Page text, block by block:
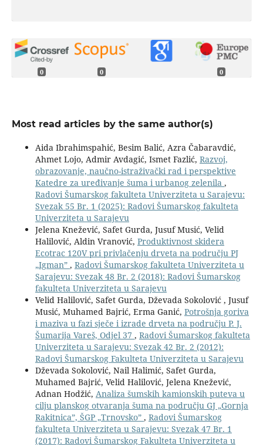
0 0 0
Most read articles by the same author(s)
Aida Ibrahimspahić, Besim Balić, Azra Čabaravdić,
Ahmet Lojo, Admir Avdagić, Ismet Fazlić, Razvoj,
obrazovanje, naučno-istraživački rad i perspektive
Katedre za uređivanje šuma i urbanog zelenila ,
Radovi Šumarskog fakulteta Univerziteta u Sarajevu:
Svezak 55 Br. 1 (2025): Radovi Šumarskog fakulteta
Univerziteta u Sarajevu
Jelena Knežević, Safet Gurda, Jusuf Musić, Velid
Halilović, Aldin Vranović, Produktivnost skidera
Ecotrac 120V pri privlačenju drveta na području PJ
„Igmanˮ , Radovi Šumarskog fakulteta Univerziteta u
Sarajevu: Svezak 48 Br. 2 (2018): Radovi Šumarskog
fakulteta Univerziteta u Sarajevu
Velid Halilović, Safet Gurda, Dževada Sokolović , Jusuf
Musić, Muhamed Bajrić, Erma Ganić, Potrošnja goriva
i maziva u fazi sječe i izrade drveta na području P. J.
Šumarija Vareš, Odjel 37 , Radovi Šumarskog fakulteta
Univerziteta u Sarajevu: Svezak 42 Br. 2 (2012):
Radovi Šumarskog Fakulteta Univerziteta u Sarajevu
Dževada Sokolović, Nail Halimić, Safet Gurda,
Muhamed Bajrić, Velid Halilović, Jelena Knežević,
Adnan Hodžić, Analiza šumskih kamionskih puteva u
cilju planskog otvaranja šuma na području GJ „Gornja
Rakitnica”, ŠGP „Trnovsko” , Radovi Šumarskog
fakulteta Univerziteta u Sarajevu: Svezak 47 Br. 1
(2017): Radovi Šumarskog Fakulteta Univerziteta u